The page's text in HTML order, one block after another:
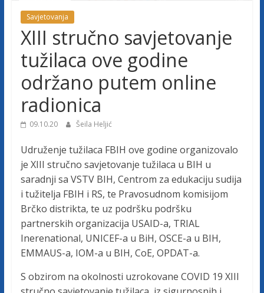
e
u
ž
a
c
Savjetovanja
XIII stručno savjetovanje
tužilaca ove godine
održano putem online
radionica
09.10.20 Šeila Heljić
Udruženje tužilaca FBIH ove godine organizovalo
je XIII stručno savjetovanje tužilaca u BIH u
saradnji sa VSTV BIH, Centrom za edukaciju sudija
i tužitelja FBIH i RS, te Pravosudnom komisijom
Brčko distrikta, te uz podršku podršku
partnerskih organizacija USAID-a, TRIAL
Inerenational, UNICEF-a u BiH, OSCE-a u BIH,
EMMAUS-a, IOM-a u BIH, CoE, OPDAT-a.
S obzirom na okolnosti uzrokovane COVID 19 XIII